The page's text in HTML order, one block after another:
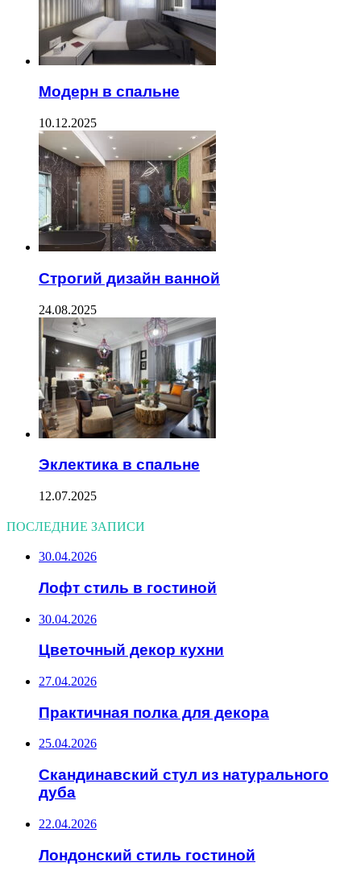
Модерн в спальне
10.12.2025
Строгий дизайн ванной
24.08.2025
Эклектика в спальне
12.07.2025
ПОСЛЕДНИЕ ЗАПИСИ
30.04.2026
Лофт стиль в гостиной
30.04.2026
Цветочный декор кухни
27.04.2026
Практичная полка для декора
25.04.2026
Скандинавский стул из натурального
дуба
22.04.2026
Лондонский стиль гостиной